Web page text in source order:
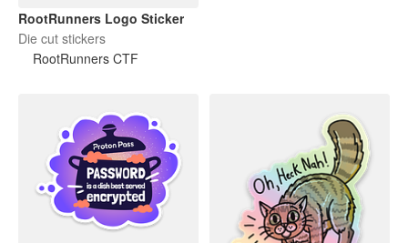
RootRunners Logo Sticker
Die cut stickers
RootRunners CTF